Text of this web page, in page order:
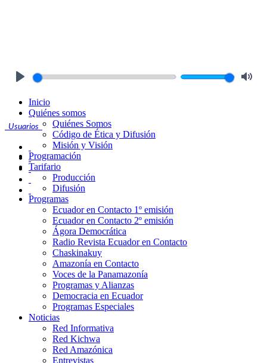
Usuarios
Inicio
Quiénes somos
Quiénes Somos
Código de Ética y Difusión
Misión y Visión
Programación
Tarifario
Producción
Difusión
Programas
Ecuador en Contacto 1º emisión
Ecuador en Contacto 2º emisión
Ágora Democrática
Radio Revista Ecuador en Contacto
Chaskinakuy
Amazonía en Contacto
Voces de la Panamazonía
Programas y Alianzas
Democracia en Ecuador
Programas Especiales
Noticias
Red Informativa
Red Kichwa
Red Amazónica
Entrevistas